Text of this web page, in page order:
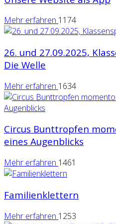
Mehr erfahren 1174
26. und 27.09.2025,
Die Welle
Mehr erfahren 1634
Circus Bunttropfen
eines Augenblicks
Mehr erfahren 1461
Familienklettern
Mehr erfahren 1253